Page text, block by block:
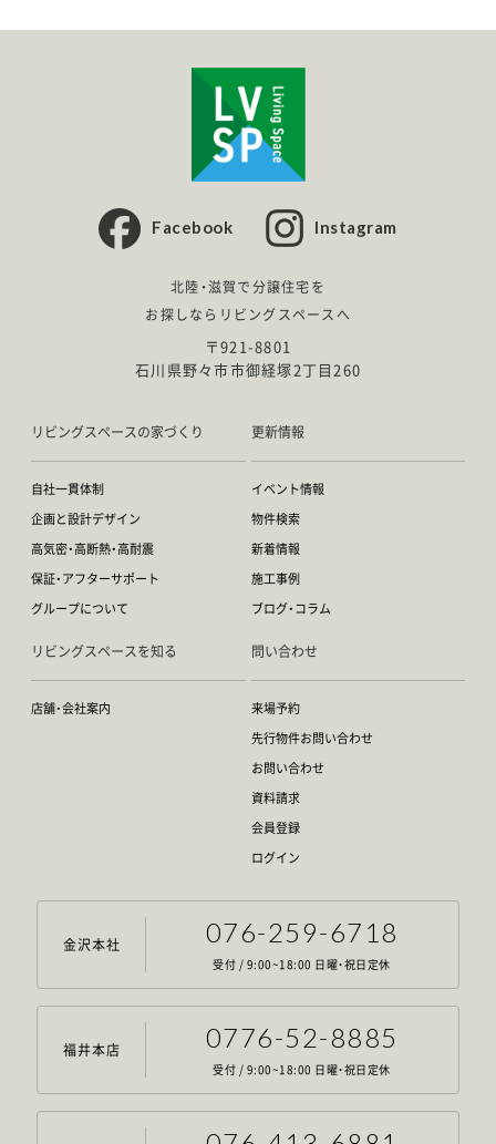
Facebook Instagram
北陸・滋賀で分譲住宅を
お探しならリビングスペースへ
〒921-8801
石川県野々市市御経塚2丁目260
リビングスペースの家づくり
自社一貫体制
企画と設計デザイン
高気密・高断熱・高耐震
保証・アフターサポート
グループについて
更新情報
イベント情報
物件検索
新着情報
施工事例
ブログ・コラム
リビングスペースを知る
店舗・会社案内
問い合わせ
来場予約
先行物件お問い合わせ
お問い合わせ
資料請求
会員登録
ログイン
金沢本社 076-259-6718
受付 / 9:00~18:00 日曜・祝日定休
福井本店 0776-52-8885
受付 / 9:00~18:00 日曜・祝日定休